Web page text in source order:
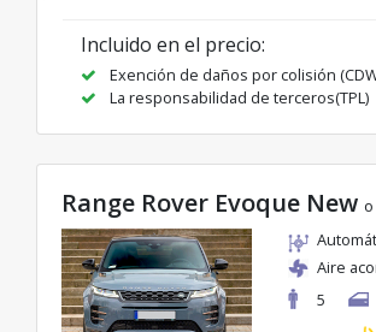
Incluido en el precio:
Exención de daños por colisión
La responsabilidad de terceros(TPL)
Range Rover Evoque New
Aire
5